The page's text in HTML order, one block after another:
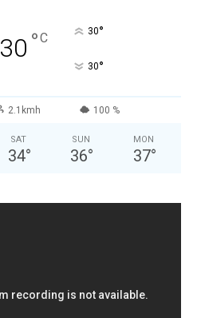
30 °C 30°
30°
2.1kmh 100 %
SAT
34°
SUN
36°
MON
37°